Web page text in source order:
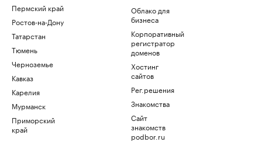
Пермский край
Ростов-на-Дону
Татарстан
Тюмень
Черноземье
Кавказ
Карелия
Мурманск
Приморский
край
Облако для
бизнеса
Корпоративный
регистратор
доменов
Хостинг
сайтов
Рег.решения
Знакомства
Сайт
знакомств
podbor.ru